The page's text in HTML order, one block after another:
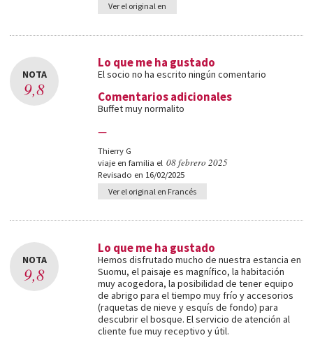
Ver el original en
NOTA
9,8
Lo que me ha gustado
El socio no ha escrito ningún comentario
Comentarios adicionales
Buffet muy normalito
—
Thierry G
viaje en familia el 08 febrero 2025
Revisado en 16/02/2025
Ver el original en Francés
NOTA
9,8
Lo que me ha gustado
Hemos disfrutado mucho de nuestra estancia en
Suomu, el paisaje es magnífico, la habitación
muy acogedora, la posibilidad de tener equipo
de abrigo para el tiempo muy frío y accesorios
(raquetas de nieve y esquís de fondo) para
descubrir el bosque. El servicio de atención al
cliente fue muy receptivo y útil.